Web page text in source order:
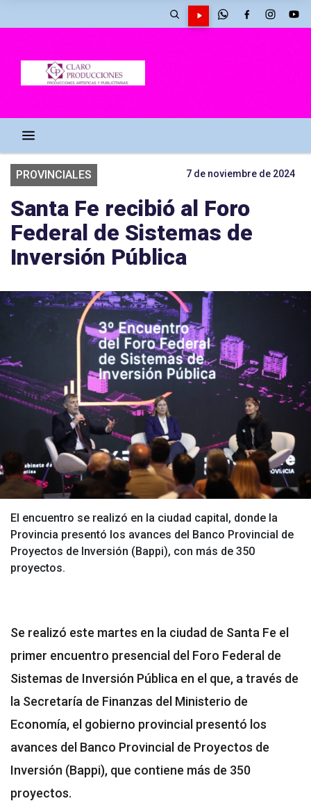
PROVINCIALES 7 de noviembre de 2024
Santa Fe recibió al Foro
Federal de Sistemas de
Inversión Pública
El encuentro se realizó en la ciudad capital, donde la
Provincia presentó los avances del Banco Provincial de
Proyectos de Inversión (Bappi), con más de 350
proyectos.
Se realizó este martes en la ciudad de Santa Fe el
primer encuentro presencial del Foro Federal de
Sistemas de Inversión Pública en el que, a través de
la Secretaría de Finanzas del Ministerio de
Economía, el gobierno provincial presentó los
avances del Banco Provincial de Proyectos de
Inversión (Bappi), que contiene más de 350
proyectos.